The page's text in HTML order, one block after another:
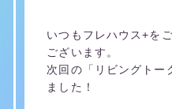
いつもフレハウス+を
ございます。
次回の「リビングトー
ました！